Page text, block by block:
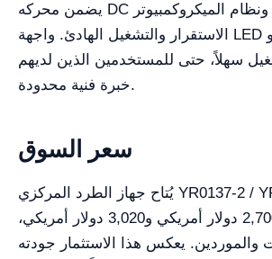
يضمن محركه DC بدون فرش ونظام الميكروكمبيوتر
الاستقرار والتشغيل الهادئ. واجهة LED أو LCD مع شاشة
سهلاً، حتى للمستخدمين الذين لديهم
خبرة فنية محدودة.
سعر السوق
يُتاح جهاز الطرد المركزي YR0137-2 / YR0137-3 بسعر
يتراوح بين 2,700 دولار أمريكي و3,020 دولار أمريكي،
والموردين. يعكس هذا الاستثمار جودته